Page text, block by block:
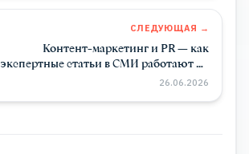
СЛЕДУЮЩАЯ →
Контент-маркетинг и PR — как
экспертные статьи в СМИ работают на
контент-стратегию
26.06.2026